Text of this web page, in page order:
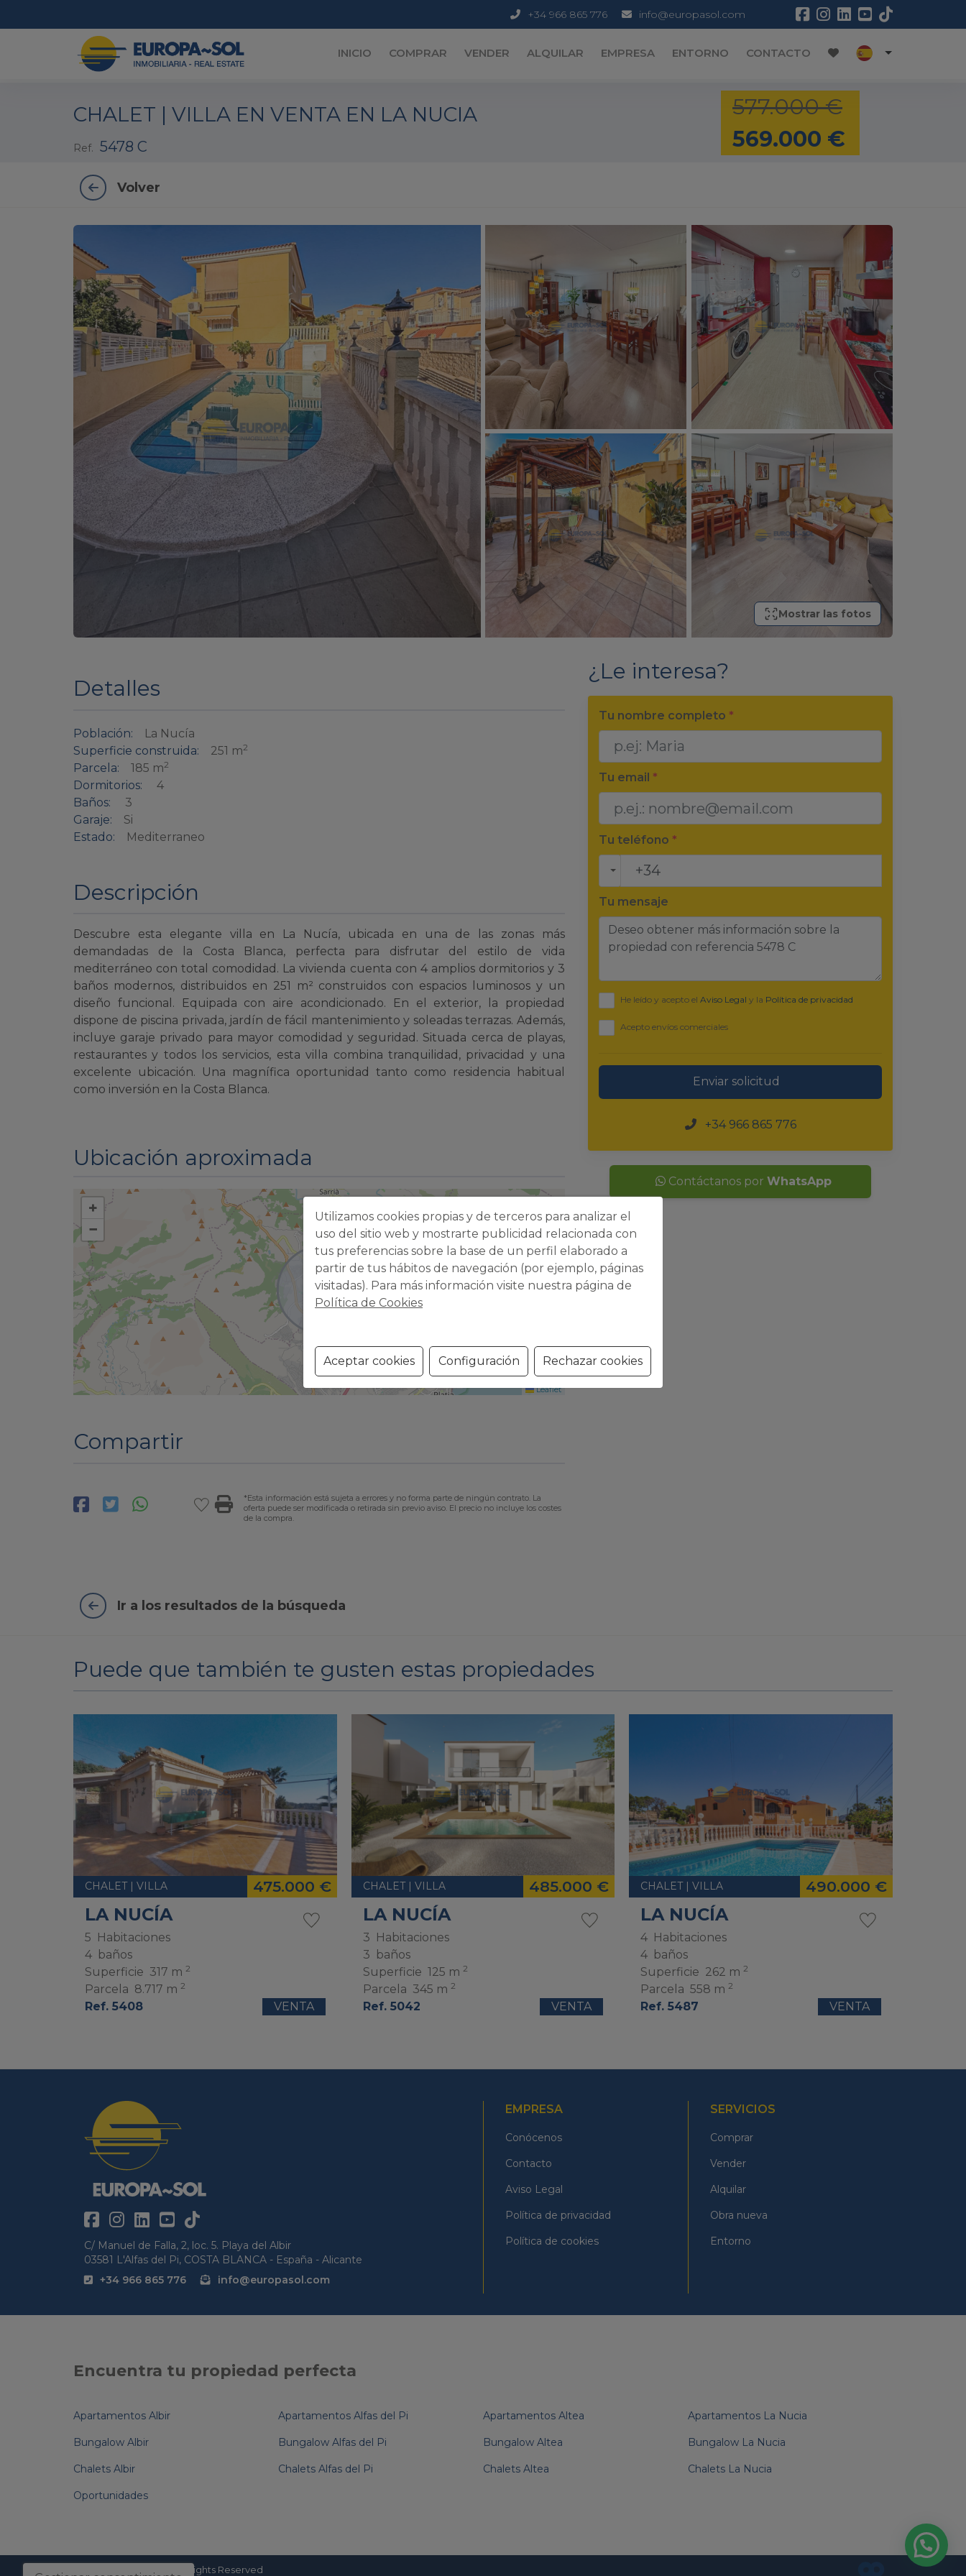
+34 966 865 776 info@europasol.com
INICIO COMPRAR VENDER ALQUILAR EMPRESA ENTORNO CONTACTO
CHALET | VILLA EN VENTA EN LA NUCIA
Ref. 5478 C
577.000 €
569.000 €
Volver
Mostrar las fotos
Detalles
Población:
La Nucía
Superficie construida:
251 m2
Parcela: 185 m2
Dormitorios:
4
Baños:
3
Garaje:
Si
Estado:
Mediterraneo
Descripción
Descubre esta elegante villa en La Nucía, ubicada en una de las zonas más
demandadas de la Costa Blanca, perfecta para disfrutar del estilo de vida
mediterráneo con total comodidad. La vivienda cuenta con 4 amplios dormitorios y 3
baños modernos, distribuidos en 251 m² construidos con espacios luminosos y un
diseño funcional. Equipada con aire acondicionado. En el exterior, la propiedad
dispone de piscina privada, jardín de fácil mantenimiento y soleadas terrazas. Además,
incluye garaje privado para mayor comodidad y seguridad. Situada cerca de playas,
restaurantes y todos los servicios, esta villa combina tranquilidad, privacidad y una
excelente ubicación. Una magnífica oportunidad tanto como residencia habitual
como inversión en la Costa Blanca.
Ubicación aproximada
+
−
Leaflet
Compartir
*Esta información está sujeta a errores y no forma parte de ningún contrato. La
oferta puede ser modificada o retirada sin previo aviso. El precio no incluye los costes
de la compra.
¿Le interesa?
Tu nombre completo *
Tu email *
Tu teléfono *
Tu mensaje
He leído y acepto el Aviso Legal y la Política de privacidad
Acepto envíos comerciales
Enviar solicitud
+34 966 865 776
Contáctanos por WhatsApp
Ir a los resultados de la búsqueda
Puede que también te gusten estas propiedades
CHALET | VILLA 475.000 €
LA NUCÍA
5 Habitaciones
4 baños
Superficie 317 m 2
Parcela 8.717 m 2
Ref. 5408 VENTA
CHALET | VILLA 485.000 €
LA NUCÍA
3 Habitaciones
3
baños
Superficie 125 m 2
Parcela 345 m 2
Ref. 5042 VENTA
CHALET | VILLA 490.000 €
LA NUCÍA
4 Habitaciones
4 baños
Superficie 262 m 2
Parcela 558 m 2
Ref. 5487 VENTA
C/ Manuel de Falla, 2, loc. 5. Playa del Albir
03581 L'Alfas del Pi, COSTA BLANCA - España - Alicante
+34 966 865 776
info@europasol.com
EMPRESA
Conócenos
Contacto
Aviso Legal
Política de privacidad
Política de cookies
SERVICIOS
Comprar
Vender
Alquilar
Obra nueva
Entorno
Encuentra tu propiedad perfecta
Apartamentos Albir Apartamentos Alfas del Pi Apartamentos Altea Apartamentos La Nucia
Bungalow Albir Bungalow Alfas del Pi Bungalow Altea Bungalow La Nucia
Chalets Albir Chalets Alfas del Pi Chalets Altea Chalets La Nucia
Oportunidades
- All Rights Reserved
Utilizamos cookies propias y de terceros para analizar el
uso del sitio web y mostrarte publicidad relacionada con
tus preferencias sobre la base de un perfil elaborado a
partir de tus hábitos de navegación (por ejemplo, páginas
visitadas). Para más información visite nuestra página de
Política de Cookies
Aceptar cookies Configuración Rechazar cookies
1 / 27